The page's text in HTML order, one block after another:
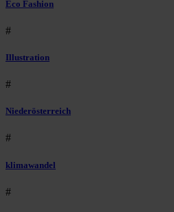
Eco Fashion
#
Illustration
#
Niederösterreich
#
klimawandel
#